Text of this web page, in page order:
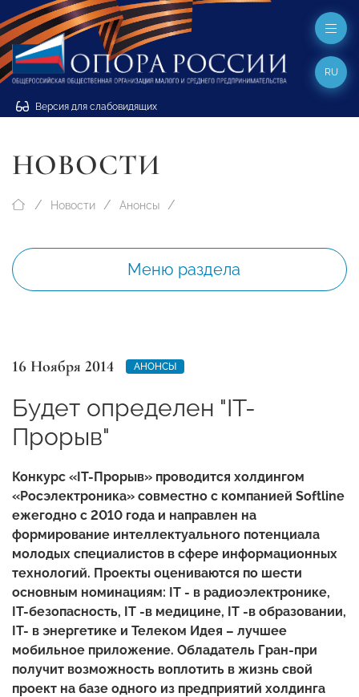
Версия для слабовидящих
RU
НОВОСТИ
Новости Анонсы
Меню раздела
16 Ноября 2014 АНОНСЫ
Будет определен "IT-
Прорыв"
Конкурс «IT-Прорыв» проводится холдингом
«Росэлектроника» совместно с компанией Softline
ежегодно с 2010 года и направлен на
формирование интеллектуального потенциала
молодых специалистов в сфере информационных
технологий. Проекты оцениваются по шести
основным номинациям: IT - в радиоэлектронике,
IT-безопасность, IT -в медицине, IT -в образовании,
IT- в энергетике и Телеком Идея – лучшее
мобильное приложение. Обладатель Гран-при
получит возможность воплотить в жизнь свой
проект на базе одного из предприятий холдинга